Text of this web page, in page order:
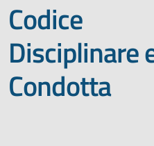
Codice
Disciplinare
Condotta